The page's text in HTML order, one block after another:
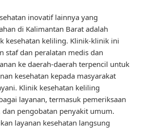
inovatif lainnya yang
di Kalimantan Barat adalah
kesehatan keliling. Klinik-klinik ini
staf dan peralatan medis dan
ke daerah-daerah terpencil untuk
kesehatan kepada masyarakat
Klinik kesehatan keliling
layanan, termasuk pemeriksaan
dan pengobatan penyakit umum.
layanan kesehatan langsung